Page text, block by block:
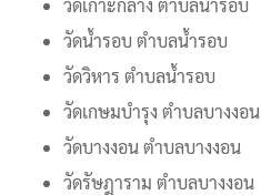
วัดเกาะกลาง ตำบลน้ำรอบ
วัดน้ำรอบ ตำบลน้ำรอบ
วัดวิหาร ตำบลน้ำรอบ
วัดเกษมบำรุง ตำบลบางงอน
วัดบางงอน ตำบลบางงอน
วัดรัษฎาราม ตำบลบางงอน